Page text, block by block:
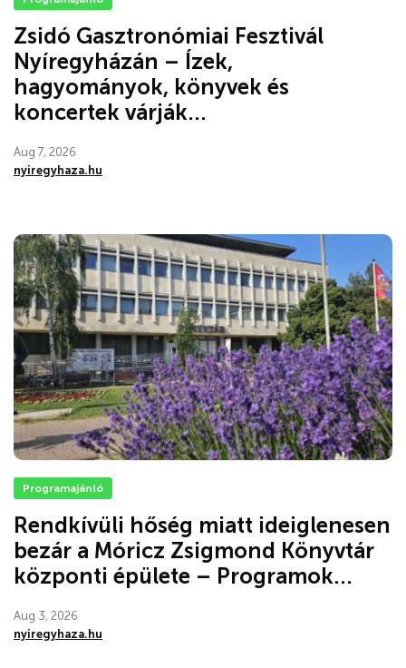
Zsidó Gasztronómiai Fesztivál
Nyíregyházán – Ízek,
hagyományok, könyvek és
koncertek várják...
Aug 7, 2026
nyiregyhaza.hu
Programajánló
Rendkívüli hőség miatt ideiglenesen
bezár a Móricz Zsigmond Könyvtár
központi épülete – Programok...
Aug 3, 2026
nyiregyhaza.hu